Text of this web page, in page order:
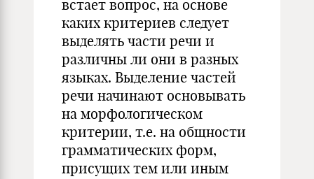
встает вопрос, на основе
каких критериев следует
выделять части речи и
различны ли они в разных
языках. Выделение частей
речи начинают основывать
на морфологическом
критерии, т.е. на общности
грамматических форм,
присущих тем или иным